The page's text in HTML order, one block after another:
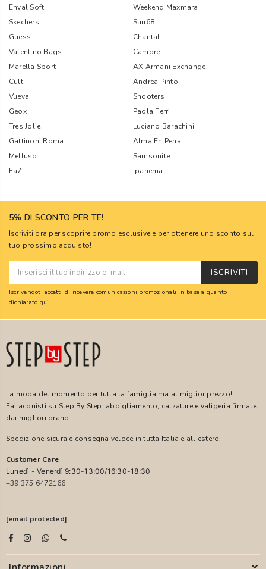
Enval Soft
Weekend Maxmara
Skechers
Sun68
Guess
Chantal
Valentino Bags
Camore
Marella Sport
AX Armani Exchange
Cult
Andrea Pinto
Vueva
Shooters
Geox
Paola Ferri
Tres Jolie
Luciano Barachini
Gattinoni Roma
Alma En Pena
Melluso
Samsonite
Ea7
Ipanema
5% DI SCONTO PER TE!
Iscriviti ora per scoprire promo esclusive e per ottenere uno sconto sul
tuo prossimo acquisto!
ISCRIVITI
Iscrivendoti accetti di ricevere comunicazioni promozionali in base a quanto
dichiarato qui.
La moda del momento per tutta la famiglia ma al miglior prezzo!
Fai acquisti su Step By Step: abbigliamento, calzature e valigeria firmate
dai migliori brand.
Spedizione sicura e consegna veloce in tutta Italia e all'estero!
Customer Care
Lunedì - Venerdì 9:30-13:00/16:30-18:30
+39 375 6472166
[email protected]